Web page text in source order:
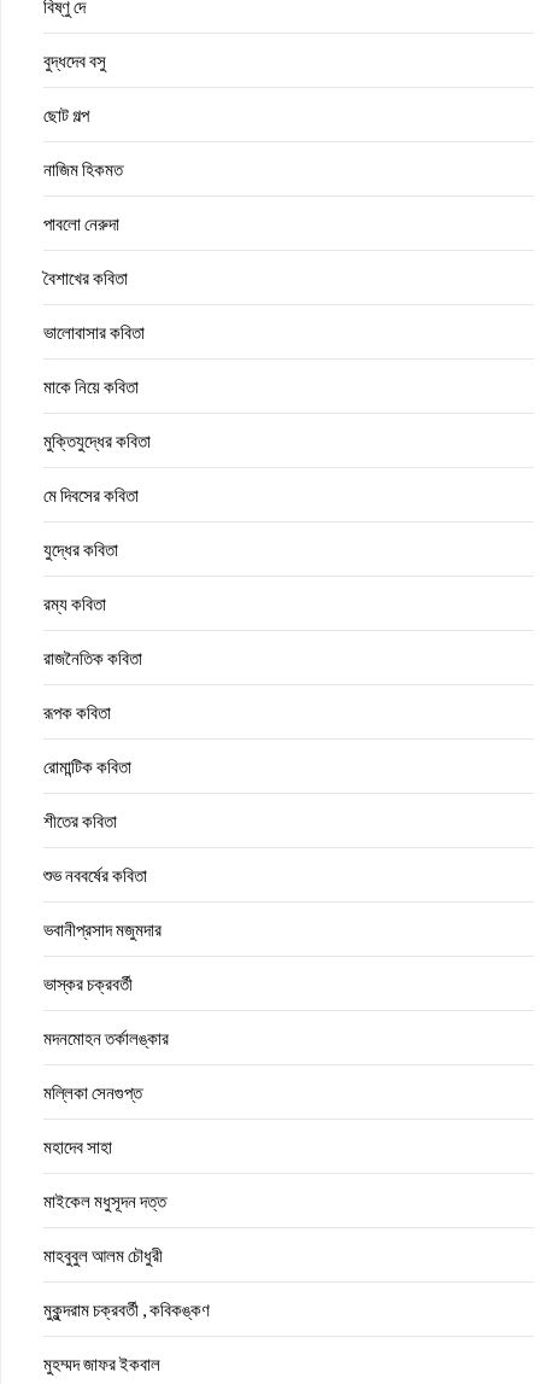
বিষ্ণু দে
বুদ্ধদেব বসু
ছোট গল্প
নাজিম হিকমত
পাবলো নেরুদা
বৈশাখের কবিতা
ভালোবাসার কবিতা
মাকে নিয়ে কবিতা
মুক্তিযুদ্ধের কবিতা
মে দিবসের কবিতা
যুদ্ধের কবিতা
রম্য কবিতা
রাজনৈতিক কবিতা
রূপক কবিতা
রোমান্টিক কবিতা
শীতের কবিতা
শুভ নববর্ষের কবিতা
ভবানীপ্রসাদ মজুমদার
ভাস্কর চক্রবর্তী
মদনমোহন তর্কালঙ্কার
মল্লিকা সেনগুপ্ত
মহাদেব সাহা
মাইকেল মধুসূদন দত্ত
মাহবুবুল আলম চৌধুরী
মুকুন্দরাম চক্রবর্তী , কবিকঙ্কণ
মুহম্মদ জাফর ইকবাল